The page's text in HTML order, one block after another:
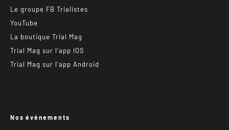
Le groupe FB Trialistes
YouTube
La boutique Trial Mag
Trial Mag sur l’app IOS
Trial Mag sur l’app Android
Nos événements